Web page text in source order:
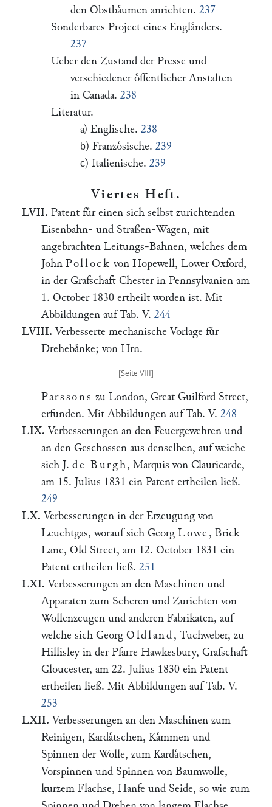
den Obstbaͤumen anrichten. 237
Sonderbares Project eines Englaͤnders.
237
Ueber den Zustand der Presse und
verschiedener oͤffentlicher Anstalten
in Canada. 238
Literatur.
a) Englische. 238
b) Franzoͤsische. 239
c) Italienische. 239
Viertes Heft.
LVII. Patent fuͤr einen sich selbst zurichtenden
Eisenbahn- und Straßen-Wagen, mit
angebrachten Leitungs-Bahnen, welches dem
John Pollock von Hopewell, Lower Oxford,
in der Grafschaft Chester in Pennsylvanien am
1. October 1830 ertheilt worden ist. Mit
Abbildungen auf Tab. V. 244
LVIII. Verbesserte mechanische Vorlage fuͤr
Drehebaͤnke; von Hrn.
Parssons zu London, Great Guilford Street,
erfunden. Mit Abbildungen auf Tab. V. 248
LIX. Verbesserungen an den Feuergewehren und
an den Geschossen aus denselben, auf weiche
sich J. de Burgh, Marquis von Clauricarde,
am 15. Julius 1831 ein Patent ertheilen ließ.
249
LX. Verbesserungen in der Erzeugung von
Leuchtgas, worauf sich Georg Lowe , Brick
Lane, Old Street, am 12. October 1831 ein
Patent ertheilen ließ. 251
LXI. Verbesserungen an den Maschinen und
Apparaten zum Scheren und Zurichten von
Wollenzeugen und anderen Fabrikaten, auf
welche sich Georg Oldland , Tuchweber, zu
Hillisley in der Pfarre Hawkesbury, Grafschaft
Gloucester, am 22. Julius 1830 ein Patent
ertheilen ließ. Mit Abbildungen auf Tab. V.
253
LXII. Verbesserungen an den Maschinen zum
Reinigen, Kardaͤtschen, Kaͤmmen und
Spinnen der Wolle, zum Kardaͤtschen,
Vorspinnen und Spinnen von Baumwolle,
kurzem Flachse, Hanfe und Seide, so wie zum